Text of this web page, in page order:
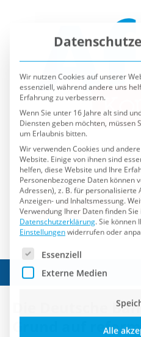
Die Deutsche
Grund auf
Wir nutzen Cookies auf unserer
essenziell, während andere uns
Erfahrung zu verbessern.
Wenn Sie unter 16 Jahre alt sind
Diensten geben möchten, müssen
um Erlaubnis bitten.
Wir verwenden Cookies und
Website. Einige von ihnen sind
helfen, diese Website und Ihre
Personenbezogene Daten können
Adressen), z. B. für personalisierte
Anzeigen- und Inhaltsmessung.
Verwendung Ihrer Daten finden
Datenschutzerklärung. Sie können
Einstellungenwiderrufen oder
Es folgt eine Liste der
Externe Medien
Alle